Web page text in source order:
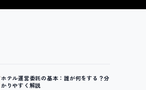
ホテル運営委託の基本：誰が何をする？分
かりやすく解説